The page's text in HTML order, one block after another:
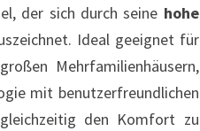
der sich durch seine hohe
Ideal geeignet für
Mehrfamilienhäusern,
mit benutzerfreundlichen
den Komfort zu